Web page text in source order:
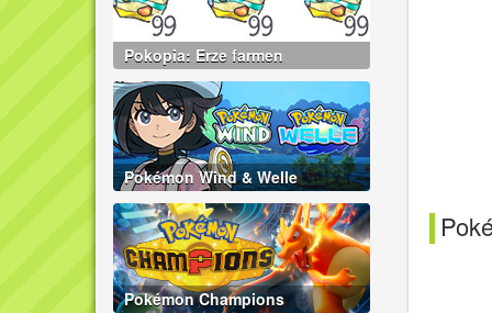
Pokopia: Erze farmen
Pokémon Wind & Welle
Pokémon Champions